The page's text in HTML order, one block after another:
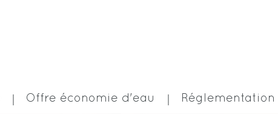
Offre économie d'eau Réglementation